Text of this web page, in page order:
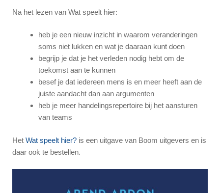
Na het lezen van Wat speelt hier:
heb je een nieuw inzicht in waarom veranderingen
soms niet lukken en wat je daaraan kunt doen
begrijp je dat je het verleden nodig hebt om de
toekomst aan te kunnen
besef je dat iedereen mens is en meer heeft aan de
juiste aandacht dan aan argumenten
heb je meer handelingsrepertoire bij het aansturen
van teams
Het Wat speelt hier? is een uitgave van Boom uitgevers en is
daar ook te bestellen.